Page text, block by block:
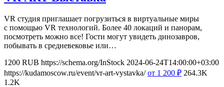
VR студия приглашает погрузиться в виртуальные миры
с помощью VR технологий. Более 40 локаций и панорам,
посмотреть можно все! Гости могут увидеть динозавров,
побывать в средневековье или…
1200 RUB https://schema.org/InStock 2024-06-24T14:00:00+03:00
https://kudamoscow.ru/event/vr-art-vystavka/ от 1 200 ₽ 264.3K
1.2K